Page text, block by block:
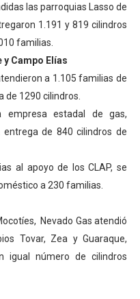
las parroquias Lasso de
1.191 y 819 cilindros
familias.
Campo Elías
a 1.105 familias de
de 1290 cilindros.
empresa estadal de gas,
de 840 cilindros de
al apoyo de los CLAP, se
a 230 familias.
Nevado Gas atendió
Tovar, Zea y Guaraque,
igual número de cilindros